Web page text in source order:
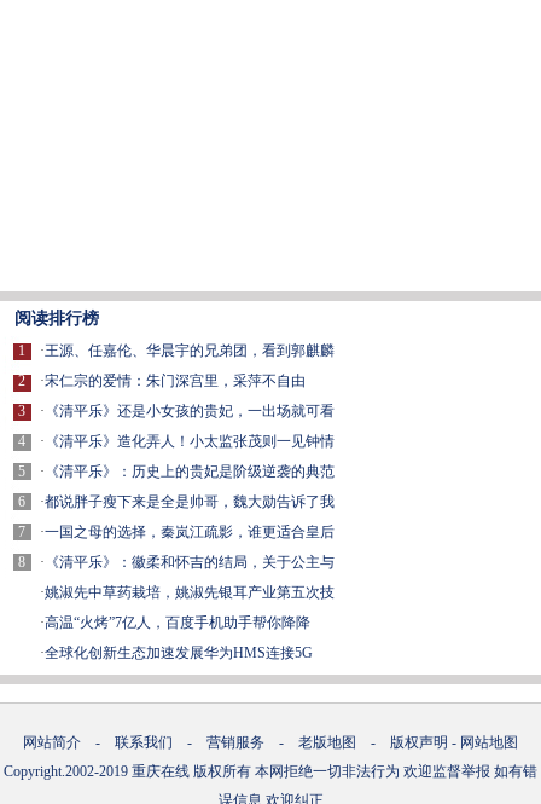
阅读排行榜
1
2
3
4
5
6
7
8
·王源、任嘉伦、华晨宇的兄弟团，看到郭麒麟
·宋仁宗的爱情：朱门深宫里，采萍不自由
· 《清平乐》还是小女孩的贵妃，一出场就可看
· 《清平乐》造化弄人！小太监张茂则一见钟情
· 《清平乐》：历史上的贵妃是阶级逆袭的典范
·都说胖子瘦下来是全是帅哥，魏大勋告诉了我
·一国之母的选择，秦岚江疏影，谁更适合皇后
· 《清平乐》：徽柔和怀吉的结局，关于公主与
·姚淑先中草药栽培，姚淑先银耳产业第五次技
·高温“火烤”7亿人，百度手机助手帮你降降
·全球化创新生态加速发展华为HMS连接5G
网站简介 - 联系我们 - 营销服务 - 老版地图 - 版权声明 - 网站地图
Copyright.2002-2019 重庆在线 版权所有 本网拒绝一切非法行为 欢迎监督举报 如有错
误信息 欢迎纠正